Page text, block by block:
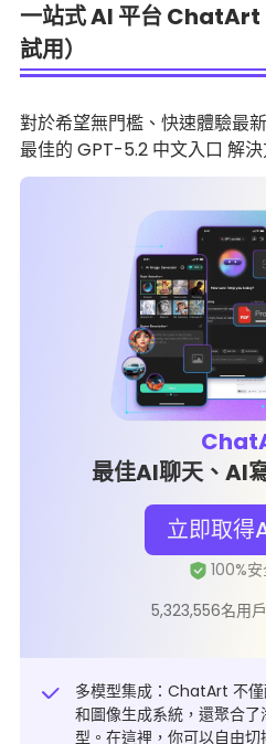
一站式 AI 平台 ChatArt
試用）
對於希望無門檻、快速體驗最
最佳的 GPT-5.2 中文入口 解決
最佳AI聊天、AI
立即取得
5,323,556名用
多模型集成：ChatArt 不
和圖像生成系統，還聚合
型。在這裡，你可以自由